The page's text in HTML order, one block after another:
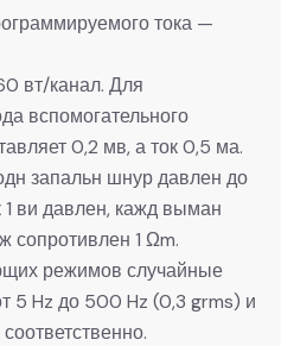
тока —
вт/канал. Для
вспомогательного
0,2 мв, а ток 0,5 ма.
запальн шнур давлен до
ви давлен, кажд выман
сопротивлен 1 Ωm.
режимов случайные
5 Hz до 500 Hz (0,3 grms) и